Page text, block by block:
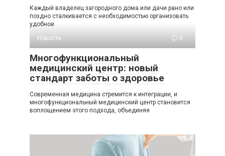
Каждый владелец загородного дома или дачи рано или
поздно сталкивается с необходимостью организовать
удобное
Новости
0
Многофункциональный
медицинский центр: новый
стандарт заботы о здоровье
Современная медицина стремится к интеграции, и
многофункциональный медицинский центр становится
воплощением этого подхода, объединяя